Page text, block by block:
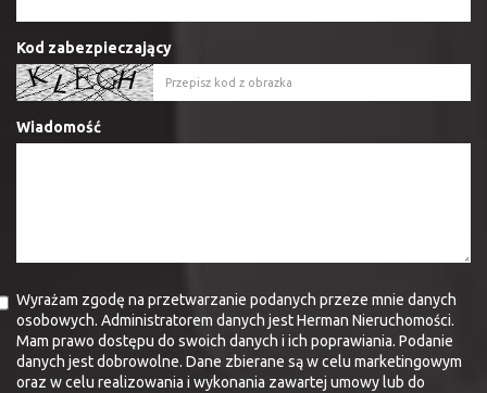
Kod zabezpieczający
Wiadomość
Wyrażam zgodę na przetwarzanie podanych przeze mnie danych
osobowych. Administratorem danych jest Herman Nieruchomości.
Mam prawo dostępu do swoich danych i ich poprawiania. Podanie
danych jest dobrowolne. Dane zbierane są w celu marketingowym
oraz w celu realizowania i wykonania zawartej umowy lub do